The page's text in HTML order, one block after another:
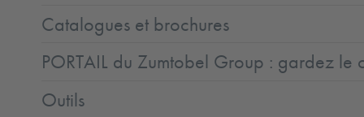
Catalogues et brochures
PORTAIL du Zumtobel Group : gardez le
Outils